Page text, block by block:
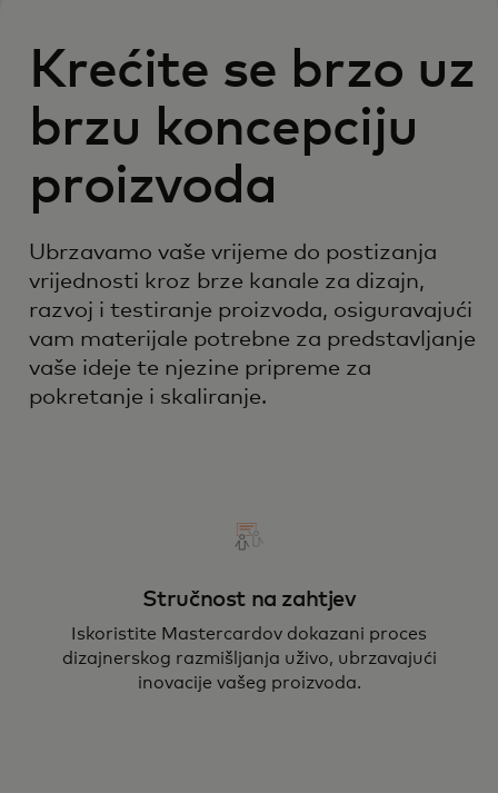
Krećite se brzo uz
brzu koncepciju
proizvoda
Ubrzavamo vaše vrijeme do postizanja
vrijednosti kroz brze kanale za dizajn,
razvoj i testiranje proizvoda, osiguravajući
vam materijale potrebne za predstavljanje
vaše ideje te njezine pripreme za
pokretanje i skaliranje.
Stručnost na zahtjev
Iskoristite Mastercardov dokazani proces
dizajnerskog razmišljanja uživo, ubrzavajući
inovacije vašeg proizvoda.